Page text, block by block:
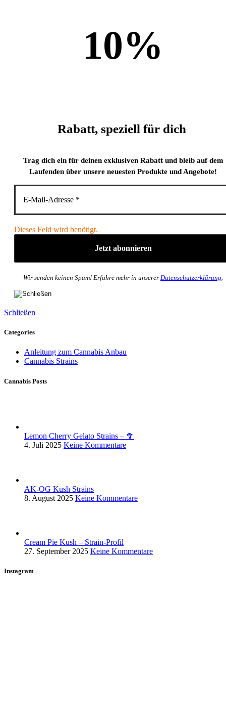
10%
Rabatt, speziell für dich
Trag dich ein für deinen exklusiven Rabatt und bleib auf dem
Laufenden über unsere neuesten Produkte und Angebote!
Dieses Feld wird benötigt.
Wir senden keinen Spam! Erfahre mehr in unserer Datenschutzerklärung.
Schließen
Categories
Anleitung zum Cannabis Anbau
Cannabis Strains
Cannabis Posts
Lemon Cherry Gelato Strains – 🥦
4. Juli 2025 Keine Kommentare
AK-OG Kush Strains
8. August 2025 Keine Kommentare
Cream Pie Kush – Strain-Profil
27. September 2025 Keine Kommentare
Instagram